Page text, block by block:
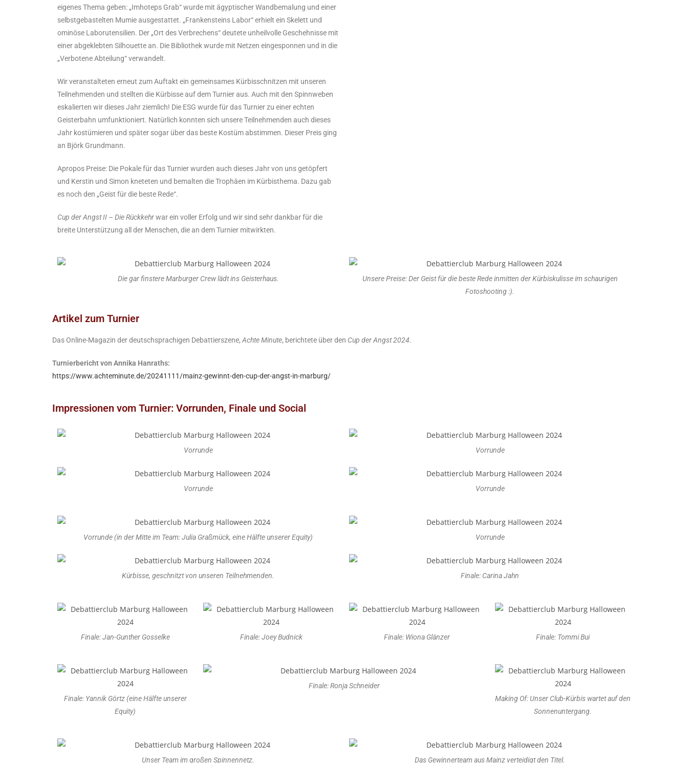
eigenes Thema geben: „Imhoteps Grab“ wurde mit ägyptischer Wandbemalung und einer
selbstgebastelten Mumie ausgestattet. „Frankensteins Labor“ erhielt ein Skelett und
ominöse Laborutensilien. Der „Ort des Verbrechens“ deutete unheilvolle Geschehnisse mit
einer abgeklebten Silhouette an. Die Bibliothek wurde mit Netzen eingesponnen und in die
„Verbotene Abteilung“ verwandelt.
Wir veranstalteten erneut zum Auftakt ein gemeinsames Kürbisschnitzen mit unseren
Teilnehmenden und stellten die Kürbisse auf dem Turnier aus. Auch mit den Spinnweben
eskalierten wir dieses Jahr ziemlich! Die ESG wurde für das Turnier zu einer echten
Geisterbahn umfunktioniert. Natürlich konnten sich unsere Teilnehmenden auch dieses
Jahr kostümieren und später sogar über das beste Kostüm abstimmen. Dieser Preis ging
an Björk Grundmann.
Apropos Preise: Die Pokale für das Turnier wurden auch dieses Jahr von uns getöpfert
und Kerstin und Simon kneteten und bemalten die Trophäen im Kürbisthema. Dazu gab
es noch den „Geist für die beste Rede“.
Cup der AngstII – Die Rückkehrwar ein voller Erfolg und wir sind sehr dankbar für die
breite Unterstützung all der Menschen, die an dem Turnier mitwirkten.
Die gar finstere Marburger Crew lädt ins Geisterhaus.
Unsere Preise: Der Geist für die beste Rede inmitten der Kürbiskulisse im schaurigen
Fotoshooting :).
Artikel zum Turnier
Das Online-Magazin der deutschsprachigen Debattierszene,Achte Minute, berichtete über den Cup der Angst 2024.
Turnierbericht von Annika Hanraths:
https://www.achteminute.de/20241111/mainz-gewinnt-den-cup-der-angst-in-marburg/
Impressionen vom Turnier: Vorrunden, Finale und Social
Vorrunde Vorrunde
Vorrunde Vorrunde
Vorrunde (in der Mitte im Team: Julia Graßmück, eine Hälfte unserer Equity) Vorrunde
Kürbisse, geschnitzt von unseren Teilnehmenden. Finale: Carina Jahn
Finale: Jan-Gunther Gosselke Finale: Joey Budnick Finale: Wiona Glänzer Finale: Tommi Bui
Finale: Yannik Görtz (eine Hälfte unserer
Equity)
Finale: Ronja Schneider
Making Of: Unser Club-Kürbis wartet auf den
Sonnenuntergang.
Unser Team im großen Spinnennetz. Das Gewinnerteam aus Mainz verteidigt den Titel.